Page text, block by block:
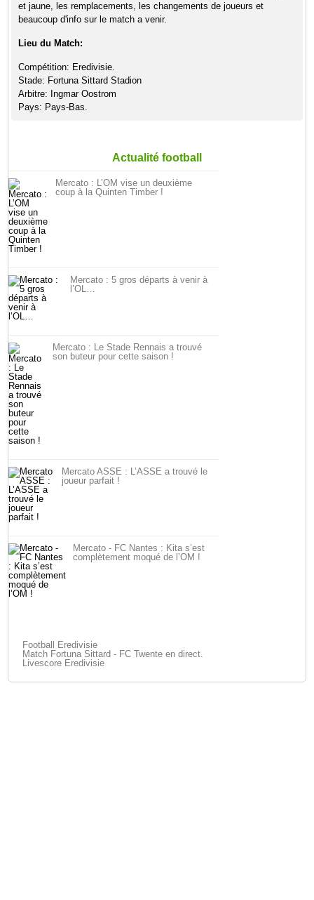
et jaune, les remplacements, les changements de joueurs et
beaucoup d'info sur le match a venir.
Lieu du Match:
Compétition: Eredivisie.
Stade: Fortuna Sittard Stadion
Arbitre: Ingmar Oostrom
Pays: Pays-Bas.
Actualité football
Mercato : L’OM vise un deuxième
coup à la Quinten Timber !
Mercato : 5 gros départs à venir à
l’OL…
Mercato : Le Stade Rennais a trouvé
son buteur pour cette saison !
Mercato ASSE : L’ASSE a trouvé le
joueur parfait !
Mercato - FC Nantes : Kita s’est
complètement moqué de l’OM !
Football Eredivisie
Match Fortuna Sittard - FC Twente en direct.
Livescore Eredivisie